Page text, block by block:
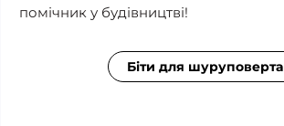
помічник у будівництві!
Біти для шуруповерта